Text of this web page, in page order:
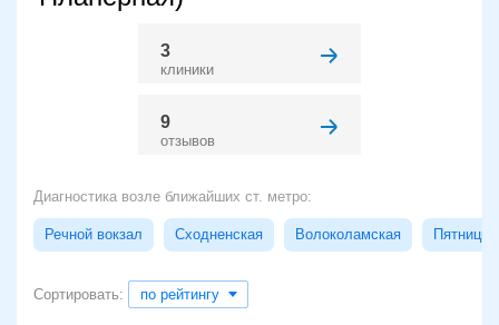
3
клиники
9
отзывов
Диагностика возле ближайших ст. метро:
Речной вокзал Сходненская Волоколамская
Сортировать: по рейтингу